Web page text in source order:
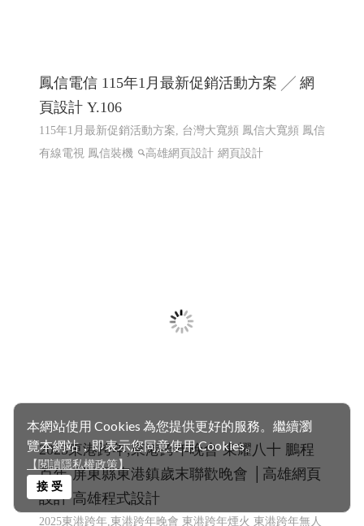
本網站使用 Cookies 為您提供更好的服務。繼續瀏
覽本網站，即表示您同意使用 Cookies。
【閱讀隱私權政策】
接 受
鳳信電信 115年1月最新促銷活動方案 ╱ 網
頁設計 Y.106
115年1月最新促銷活動方案, 台灣大寬頻 鳳信大寬頻 鳳信
有線電視 鳳信裝機
高雄網頁設計 網頁設計
2025東港跨年,東港跨年晚會 東耀八十 鵬程
百年 屏東縣東港鎮歲末聯歡晚會 │高雄網頁
設計 高雄程式設計
2025東港跨年,東港跨年晚會 東港跨年煙火 東港跨年無人